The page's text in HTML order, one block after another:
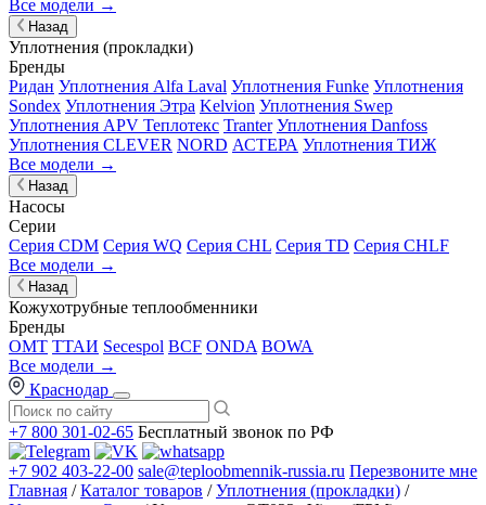
Все модели →
Назад
Уплотнения (прокладки)
Бренды
Ридан Уплотнения Alfa Laval Уплотнения Funke Уплотнения
Sondex Уплотнения Этра Kelvion Уплотнения Swep
Уплотнения APV Теплотекс Tranter Уплотнения Danfoss
Уплотнения CLEVER NORD АСТЕРА Уплотнения ТИЖ
Все модели →
Назад
Насосы
Серии
Серия CDM Серия WQ Серия CHL Серия TD Серия CHLF
Все модели →
Назад
Кожухотрубные теплообменники
Бренды
OMT ТТАИ Secespol BCF ONDA BOWA
Все модели →
Краснодар
+7 800 301-02-65 Бесплатный звонок по РФ
+7 902 403-22-00 sale@teploobmennik-russia.ru Перезвоните мне
Главная /Каталог товаров /Уплотнения (прокладки) /